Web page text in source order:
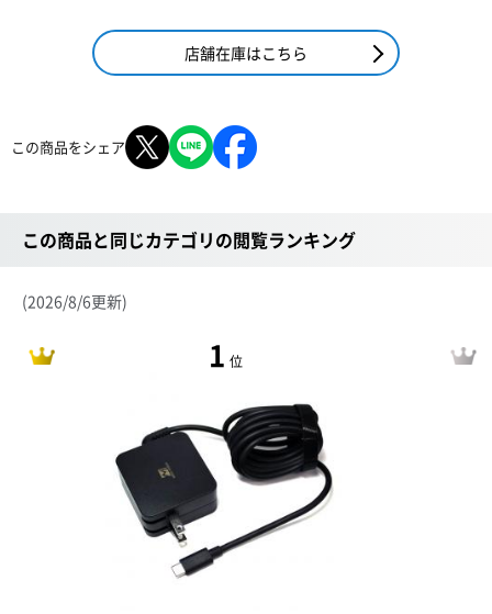
店舗在庫はこちら
この商品をシェア
この商品と同じカテゴリの閲覧ランキング
(2026/8/6更新)
1 位